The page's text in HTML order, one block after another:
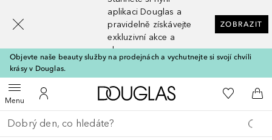
aplikaci Douglas a
pravidelně získávejte
exkluzivní akce a
slevy
ZOBRAZIT
Objevte naše beauty služby na prodejnách a vychutnejte si svojí chvíli
krásy v Douglas.
MenuOtevřít menuK mému účtu
Domů K mému
Do
Vraťte se
Proveďte vyhledávání
[navigation.slideout.screenreader]